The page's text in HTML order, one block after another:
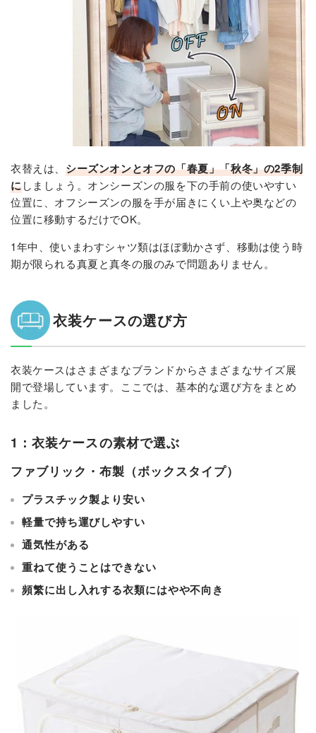
衣替えは、 シーズンオンとオフの「春夏」「秋冬」の2季制
にしましょう。オンシーズンの服を下の手前の使いやすい
位置に、オフシーズンの服を手が届きにくい上や奥などの
位置に移動するだけでOK。
1年中、使いまわすシャツ類はほぼ動かさず、移動は使う時
期が限られる真夏と真冬の服のみで問題ありません。
衣装ケースの選び方
衣装ケースはさまざまなブランドからさまざまなサイズ展
開で登場しています。ここでは、基本的な選び方をまとめ
ました。
1：衣装ケースの素材で選ぶ
ファブリック・布製（ボックスタイプ）
プラスチック製より安い
軽量で持ち運びしやすい
通気性がある
重ねて使うことはできない
頻繁に出し入れする衣類にはやや不向き